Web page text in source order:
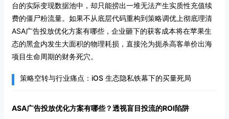
台的实际变现数据池中，却只能捞出一堆无法产生实质性充值续
费的僵尸粉流量。如果不从底层代码重构到策略调优上彻底理清
ASA广告投放优化方案有哪些，企业砸下的获客成本将在苹果生
态的黑盒内发生大面积的物理耗损，直接沦为扼杀高客单价出海
项目生命周期的财务死穴。
策略空转与行业痛点：iOS 生态隐私铁幕下的买量死局
ASA广告投放优化方案有哪些？透视盲目投流的ROI陷阱